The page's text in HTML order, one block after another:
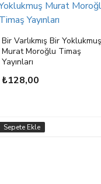
Bir Varlıkmış Bir Yoklukmuş
Murat Moroğlu Timaş
Yayınları
₺128,00
Sepete Ekle